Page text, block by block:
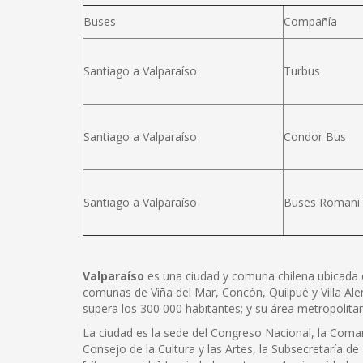
Buses Compañía
Santiago a Valparaíso Turbus
Santiago a Valparaíso Condor Bus
Santiago a Valparaíso Buses Romani
Valparaíso es una ciudad y comuna chilena
comunas de Viña del Mar, Concón, Quilpué y Villa
supera los 300 000 habitantes; y su área
La ciudad es la sede del Congreso Nacional, la
Consejo de la Cultura y las Artes, la Subsecretaría